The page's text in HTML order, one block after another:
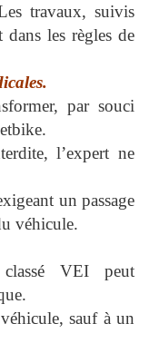
travaux, suivis
les règles de
par souci
l’expert ne
un passage
véhicule.
VEI peut
sauf à un